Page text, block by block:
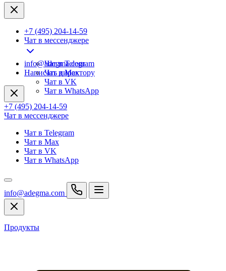
+7 (495) 204-14-59
Чат в мессенджере
Чат в Telegram
Чат в Max
Чат в VK
Чат в WhatsApp
info@adegma.com
Написать директору
+7 (495) 204-14-59
Чат в мессенджере
Чат в Telegram
Чат в Max
Чат в VK
Чат в WhatsApp
info@adegma.com
Продукты